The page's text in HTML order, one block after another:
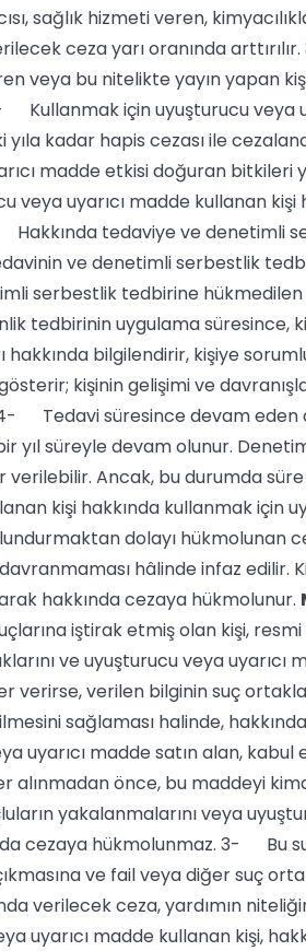
sağlık hizmeti veren,
ceza yarı oranında
veya bu nitelikte yayın yapan
Kullanmak için uyuşturucu veya
kadar hapis cezası ile
madde etkisi doğuran bitkileri
uyarıcı madde kullanan kişi
tedaviye ve denetimli
ve denetimli serbestlik
serbestlik tedbirine
tedbirinin uygulama süresince,
hakkında bilgilendirir, kişiye
kişinin gelişimi ve
Tedavi süresince devam eden
yıl süreyle devam olunur.
Ancak, bu durumda
kişi hakkında kullanmak için
dolayı hükmolunan
hâlinde infaz edilir.
hakkında cezaya hükmolunur.
iştirak etmiş olan kişi,
ve uyuşturucu veya uyarıcı
verilen bilginin suç
sağlaması halinde,
madde satın alan, kabul
alınmadan önce, bu maddeyi
yakalanmalarını veya
cezaya hükmolunmaz. 3- Bu
ve fail veya diğer suç
verilecek ceza, yardımın
uyarıcı madde kullanan kişi,